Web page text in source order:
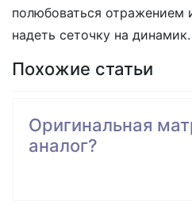
полюбоваться отражением
надеть сеточку на
Похожие статьи
Оригинальная
аналог?